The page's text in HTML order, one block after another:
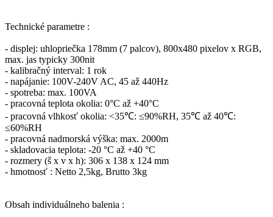
Technické parametre :
- displej: uhlopriečka 178mm (7 palcov), 800x480 pixelov x RGB,
max. jas typicky 300nit
- kalibračný interval: 1 rok
- napájanie: 100V-240V AC, 45 až 440Hz
- spotreba: max. 100VA
- pracovná teplota okolia: 0°C až +40°C
- pracovná vlhkosť okolia: <35℃: ≤90%RH, 35℃ až 40℃:
≤60%RH
- pracovná nadmorská výška: max. 2000m
- skladovacia teplota: -20 °C až +40 °C
- rozmery (š x v x h): 306 x 138 x 124 mm
- hmotnosť : Netto 2,5kg, Brutto 3kg
Obsah individuálneho balenia :